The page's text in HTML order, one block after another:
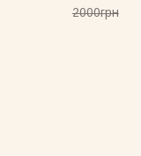
2000грн